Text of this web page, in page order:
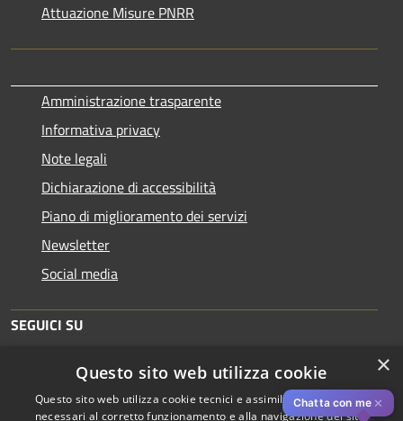
Attuazione Misure PNRR
Amministrazione trasparente
Informativa privacy
Note legali
Dichiarazione di accessibilità
Piano di miglioramento dei servizi
Newsletter
Social media
SEGUICI SU
Chatta con me ✕
×
Questo sito web utilizza cookie
Questo sito web utilizza cookie tecnici e assimilati strettamente
necessari al corretto funzionamento e alla navigazione del sito,